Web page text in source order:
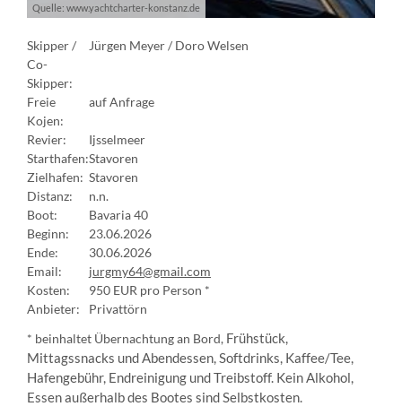
Quelle: www.yachtcharter-konstanz.de
Skipper /
Co-
Skipper:
Jürgen Meyer / Doro Welsen
Freie
Kojen:
auf Anfrage
Revier:
Ijsselmeer
Starthafen:Stavoren
Zielhafen: Stavoren
Distanz:
n.n.
Boot:
Bavaria 40
Beginn:
23.06.2026
Ende:
30.06.2026
Email:
jurgmy64@gmail.com
Kosten:
950 EUR pro Person *
Anbieter:
Privattörn
* beinhaltet Übernachtung an Bord, Frühstück,
Mittagssnacks und Abendessen, Softdrinks, Kaffee/Tee,
Hafengebühr, Endreinigung und Treibstoff. Kein Alkohol,
Essen außerhalb des Bootes sind Selbstkosten.